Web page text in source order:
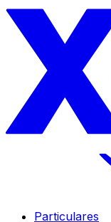
Particulares